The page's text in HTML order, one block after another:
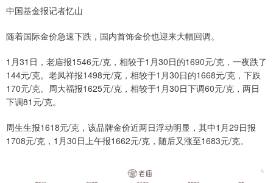
中国基金报记者忆山
随着国际金价急速下跌，国内首饰金价也迎来大幅回调。
1月31日，老庙报1546元/克，相较于1月30日的1690元/克，一夜跌了
144元/克。老凤祥报1498元/克，相较于1月30日的1668元/克，下跌
170元/克。周大福报1625元/克，相较于1月30日下调60元/克，两日
下调81元/克。
周生生报1618元/克，该品牌金价近两日浮动明显，其中1月29日报
1708元/克，1月30日上午报1662元/克，随后又涨至1683元/克。